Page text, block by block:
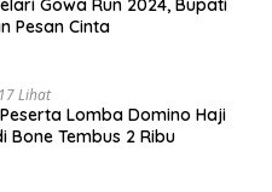
Pesan Cinta
Lihat
Lomba Domino Haji
Bone Tembus 2 Ribu